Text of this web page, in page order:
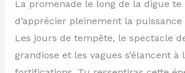
La promenade le long de la digue
d’apprécier pleinement la puissance
Les jours de tempête, le spectacle
grandiose et les vagues s’élancent à